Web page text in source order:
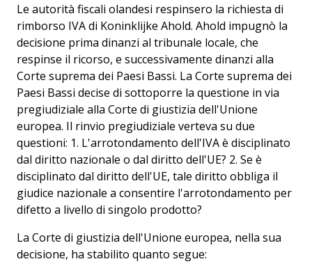
Le autorità fiscali olandesi respinsero la richiesta di
rimborso IVA di Koninklijke Ahold. Ahold impugnò la
decisione prima dinanzi al tribunale locale, che
respinse il ricorso, e successivamente dinanzi alla
Corte suprema dei Paesi Bassi. La Corte suprema dei
Paesi Bassi decise di sottoporre la questione in via
pregiudiziale alla Corte di giustizia dell'Unione
europea. Il rinvio pregiudiziale verteva su due
questioni: 1. L'arrotondamento dell'IVA è disciplinato
dal diritto nazionale o dal diritto dell'UE? 2. Se è
disciplinato dal diritto dell'UE, tale diritto obbliga il
giudice nazionale a consentire l'arrotondamento per
difetto a livello di singolo prodotto?
La Corte di giustizia dell'Unione europea, nella sua
decisione, ha stabilito quanto segue: